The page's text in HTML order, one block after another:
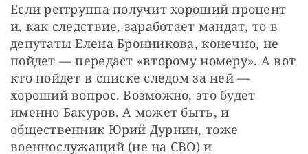
Если реггруппа получит хороший процент
и, как следствие, заработает мандат, то в
депутаты Елена Бронникова, конечно, не
пойдет — передаст «второму номеру». А вот
кто пойдет в списке следом за ней —
хороший вопрос. Возможно, это будет
именно Бакуров. А может быть, и
общественник Юрий Дурнин, тоже
военнослужащий (не на СВО) и